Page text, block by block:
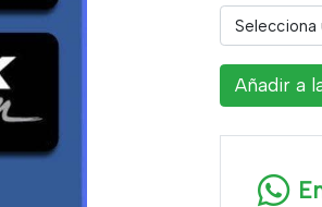
Selecciona
Añadir a